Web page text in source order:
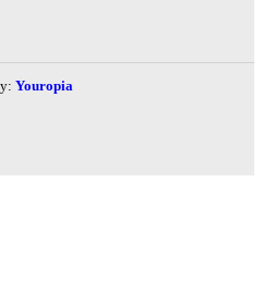
Youropia